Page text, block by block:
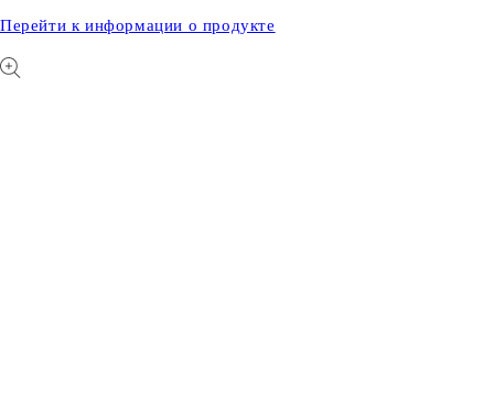
Перейти к информации о продукте